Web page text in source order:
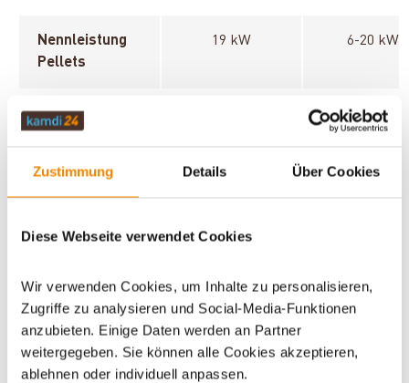
Zustimmung Details Über Cookies
Diese Webseite verwendet Cookies
Wir verwenden Cookies, um Inhalte zu personalisieren,
Zugriffe zu analysieren und Social-Media-Funktionen
anzubieten. Einige Daten werden an Partner
weitergegeben. Sie können alle Cookies akzeptieren,
ablehnen oder individuell anpassen.
Nennleistung
Pellets
19 kW 6-20 kW
Wirkungsgrad
90,5 %
ug
Maße (H x B x
T)
1765 x 680 x 830
mm
1030 mm